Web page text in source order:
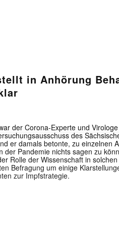
Mit dem
E-
Mail
(erforderlich)
in Anhörung
der Corona-Experte und
des
er damals betonte, zu einzelnen
der Pandemie nichts sagen zu
Rolle der Wissenschaft in
Befragung um einige
zur Impfstrategie.